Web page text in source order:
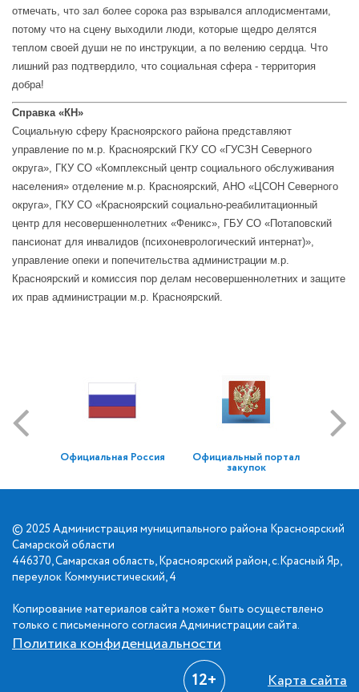
отмечать, что зал более сорока раз взрывался аплодисментами,
потому что на сцену выходили люди, которые щедро делятся
теплом своей души не по инструкции, а по велению сердца. Что
лишний раз подтвердило, что социальная сфера - территория
добра!
Справка «КН»
Социальную сферу Красноярского района представляют
управление по м.р. Красноярский ГКУ СО «ГУСЗН Северного
округа», ГКУ СО «Комплексный центр социального обслуживания
населения» отделение м.р. Красноярский, АНО «ЦСОН Северного
округа», ГКУ СО «Красноярский социально-реабилитационный
центр для несовершеннолетних «Феникс», ГБУ СО «Потаповский
пансионат для инвалидов (психоневрологический интернат)»,
управление опеки и попечительства администрации м.р.
Красноярский и комиссия пор делам несовершеннолетних и защите
их прав администрации м.р. Красноярский.
Официальная Россия Официальный портал
закупок
© 2025 Администрация муниципального района Красноярский
Самарской области
446370, Самарская область, Красноярский район, с.Красный Яр,
переулок Коммунистический, 4
Копирование материалов сайта может быть осуществлено
только с письменного согласия Администрации сайта.
Политика конфиденциальности
12+ Карта сайта